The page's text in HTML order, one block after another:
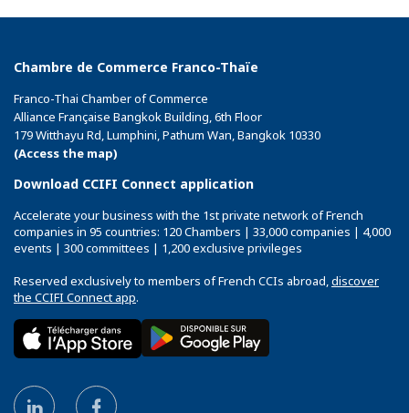
Chambre de Commerce Franco-Thaïe
Franco-Thai Chamber of Commerce
Alliance Française Bangkok Building, 6th Floor
179 Witthayu Rd, Lumphini, Pathum Wan, Bangkok 10330
(Access the map)
Download CCIFI Connect application
Accelerate your business with the 1st private network of French
companies in 95 countries: 120 Chambers | 33,000 companies | 4,000
events | 300 committees | 1,200 exclusive privileges
Reserved exclusively to members of French CCIs abroad,discover
the CCIFI Connect app.